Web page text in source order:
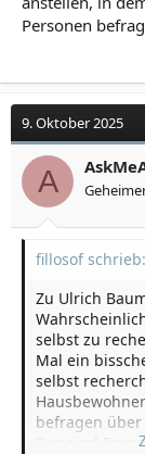
Personen
9. Oktober 2025
A
fillosof schrieb:
Zu Ulrich
selbst zu
Mal ein
selbst
befragen über
Das sind